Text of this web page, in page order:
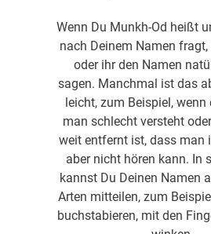
Wenn Du Munkh-Od heißt
nach Deinem Namen
oder ihr den Namen
sagen. Manchmal ist das
leicht, zum Beispiel,
man schlecht versteht
weit entfernt ist, dass man
aber nicht hören kann. In
kannst Du Deinen Namen
Arten mitteilen, zum
buchstabieren, mit den